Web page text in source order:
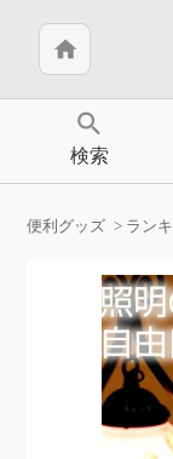
home
search
検索
便利グッズ ラン